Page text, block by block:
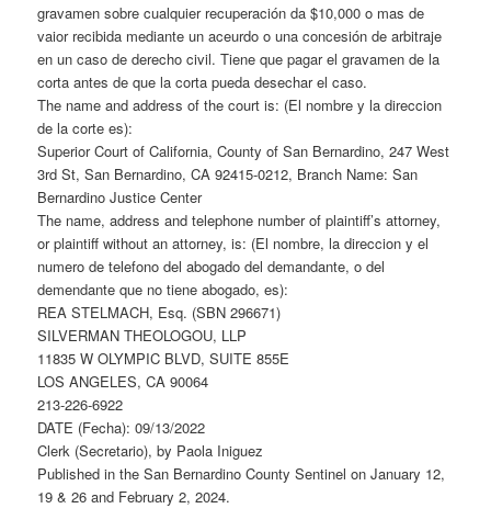
gravamen sobre cualquier recuperación da $10,000 o mas de
vaior recibida mediante un aceurdo o una concesión de arbitraje
en un caso de derecho civil. Tiene que pagar el gravamen de la
corta antes de que la corta pueda desechar el caso.
The name and address of the court is: (El nombre y la direccion
de la corte es):
Superior Court of California, County of San Bernardino, 247 West
3rd St, San Bernardino, CA 92415-0212, Branch Name: San
Bernardino Justice Center
The name, address and telephone number of plaintiff’s attorney,
or plaintiff without an attorney, is: (El nombre, la direccion y el
numero de telefono del abogado del demandante, o del
demendante que no tiene abogado, es):
REA STELMACH, Esq. (SBN 296671)
SILVERMAN THEOLOGOU, LLP
11835 W OLYMPIC BLVD, SUITE 855E
LOS ANGELES, CA 90064
213-226-6922
DATE (Fecha): 09/13/2022
Clerk (Secretario), by Paola Iniguez
Published in the San Bernardino County Sentinel on January 12,
19 & 26 and February 2, 2024.